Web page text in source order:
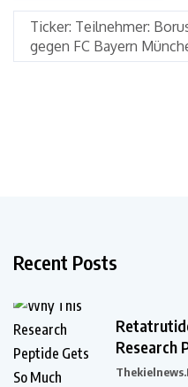
Ticker: Teilnehmer:
gegen FC Bayern
Recent Posts
Research